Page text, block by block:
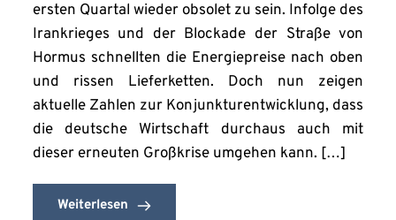
ersten Quartal wieder obsolet zu sein. Infolge des
Irankrieges und der Blockade der Straße von
Hormus schnellten die Energiepreise nach oben
und rissen Lieferketten. Doch nun zeigen
aktuelle Zahlen zur Konjunkturentwicklung, dass
die deutsche Wirtschaft durchaus auch mit
dieser erneuten Großkrise umgehen kann. […]
Weiterlesen